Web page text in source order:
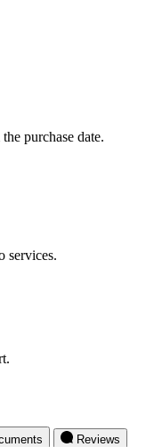
purchase date.
services.
Reviews